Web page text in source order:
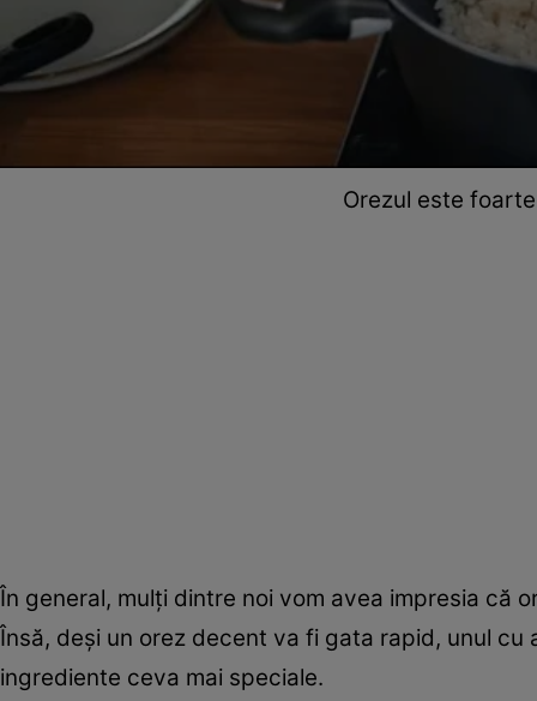
Orezul este
În general, mulți dintre noi vom avea impresia că
Însă, deși un orez decent va fi gata rapid, unul
ingrediente ceva mai speciale.